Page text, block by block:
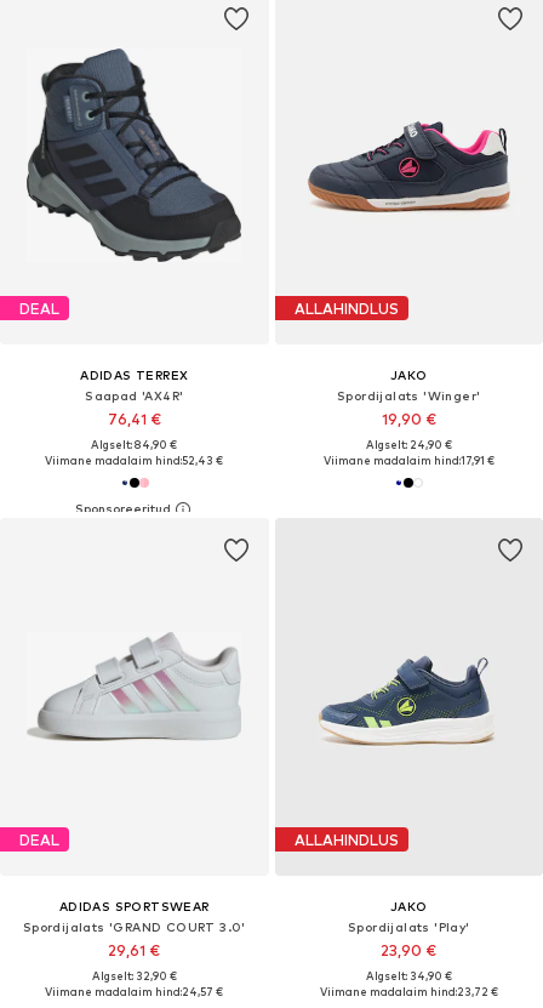
DEAL
ADIDAS TERREX
Saapad 'AX4R'
76,41 €
Algselt: 84,90 €
Viimane madalaim hind:52,43 €
ALLAHINDLUS
JAKO
Spordijalats 'Winger'
19,90 €
Algselt: 24,90 €
Viimane madalaim hind:17,91 €
DEAL
ADIDAS SPORTSWEAR
Spordijalats 'GRAND COURT 3.0'
29,61 €
Algselt: 32,90 €
Viimane madalaim hind:24,57 €
ALLAHINDLUS
JAKO
Spordijalats 'Play'
23,90 €
Algselt: 34,90 €
Viimane madalaim hind:23,72 €